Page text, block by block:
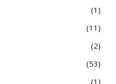
1
11
2
53
1